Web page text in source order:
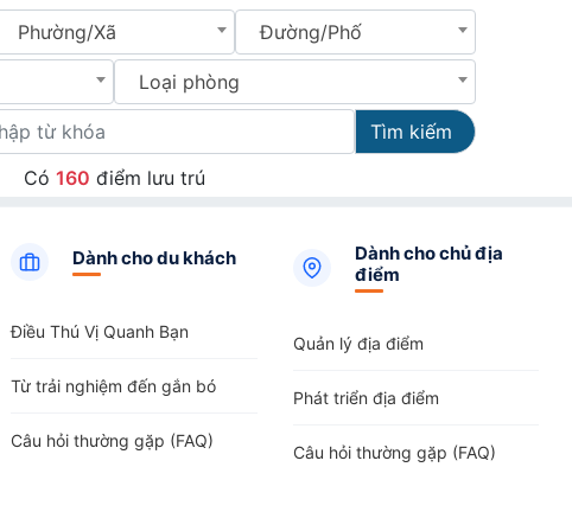
Phường/Xã Đường/Phố
Loại phòng
Tìm kiếm
Có 160 điểm lưu trú
Dành cho du khách
Điều Thú Vị Quanh Bạn
Từ trải nghiệm đến gắn bó
Câu hỏi thường gặp (FAQ)
Dành cho chủ địa
điểm
Quản lý địa điểm
Phát triển địa điểm
Câu hỏi thường gặp (FAQ)